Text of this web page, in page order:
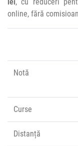
online, fără
Notă
Curse
Distanță